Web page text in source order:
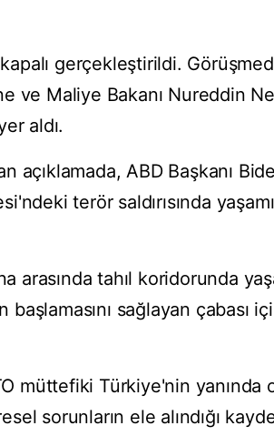
gerçekleştirildi.
ve Maliye Bakanı Nureddin
aldı.
açıklamada, ABD Başkanı
terör saldırısında
arasında tahıl koridorunda
sağlayan çabası
müttefiki Türkiye'nin yanında
sorunların ele alındığı